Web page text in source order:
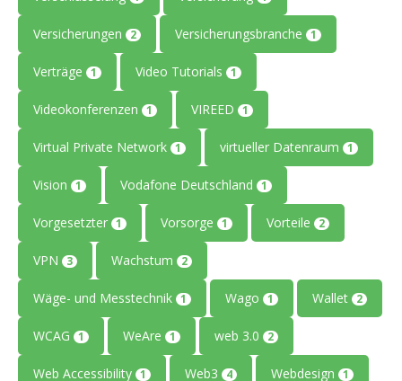
Versicherungen 2 Versicherungsbranche 1
Verträge 1 Video Tutorials 1
Videokonferenzen 1 VIREED 1
Virtual Private Network 1 virtueller Datenraum 1
Vision 1 Vodafone Deutschland 1
Vorgesetzter 1 Vorsorge 1 Vorteile 2
VPN 3 Wachstum 2
Wäge- und Messtechnik 1 Wago 1 Wallet 2
WCAG 1 WeAre 1 web 3.0 2
Web Accessibility 1 Web3 4 Webdesign 1